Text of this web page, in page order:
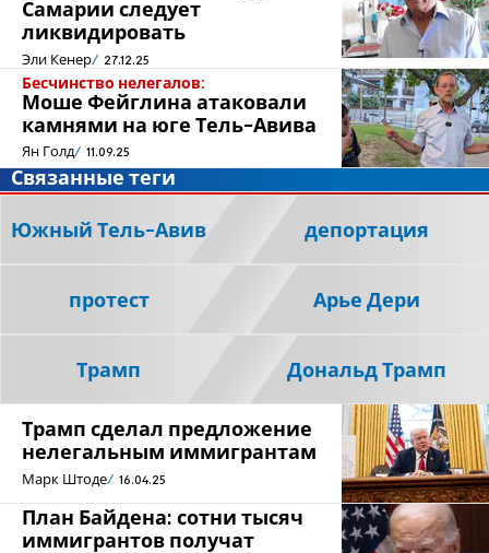
Самарии следует
ликвидировать
Эли Кенер 27.12.25
Бесчинство нелегалов:
Моше Фейглина атаковали
камнями на юге Тель-Авива
Ян Голд 11.09.25
Трамп сделал предложение
нелегальным иммигрантам
Марк Штоде 16.04.25
План Байдена: сотни тысяч
иммигрантов получат
Связанные теги
Южный Тель-Авив депортация
протест Арье Дери
Трамп Дональд Трамп